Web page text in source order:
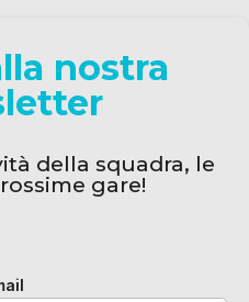
nostra
della squadra, le
gare!